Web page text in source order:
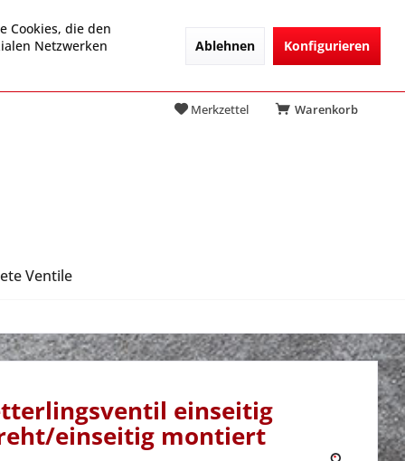
Cookies, die den
Netzwerken
Ablehnen Konfigurieren
Warenkorb
Merkzettel
Ventile
einseitig
einseitig montiert